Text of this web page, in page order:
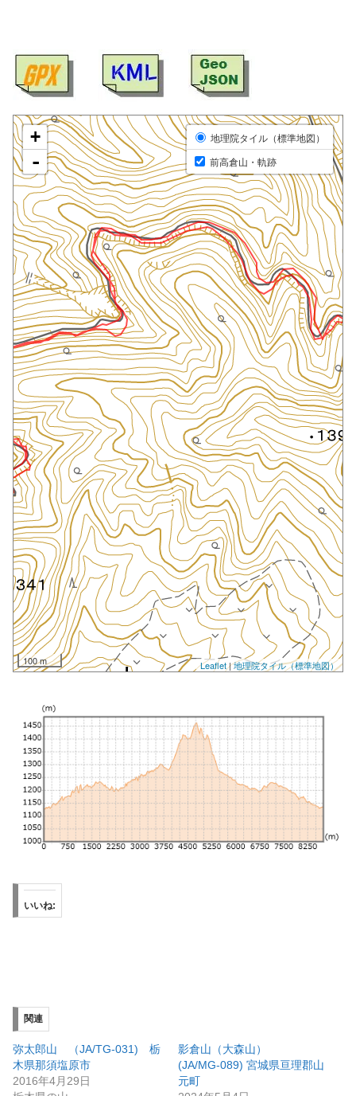
いいね:
関連
弥太郎山 （JA/TG-031) 栃
木県那須塩原市
2016年4月29日
影倉山（大森山）
(JA/MG-089) 宮城県亘理郡山
元町